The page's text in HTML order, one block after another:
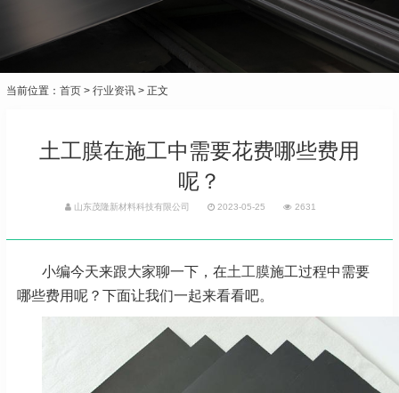
当前位置： 首页 > 行业资讯 > 正文
土工膜在施工中需要花费哪些费用
呢？
山东茂隆新材料科技有限公司 2023-05-25 2631
小编今天来跟大家聊一下，在土工膜施工过程中需要
哪些费用呢？下面让我们一起来看看吧。